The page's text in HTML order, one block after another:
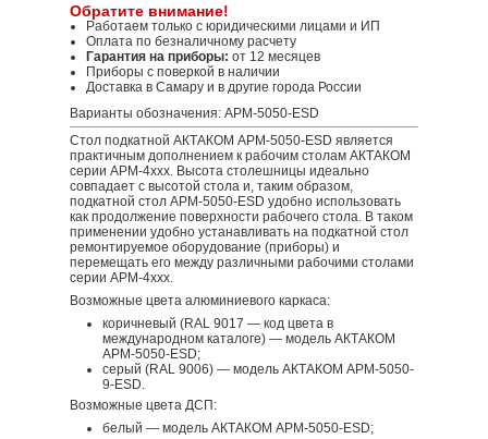
Обратите внимание!
Работаем только с юридическими лицами и ИП
Оплата по безналичному расчету
Гарантия на приборы: от 12 месяцев
Приборы с поверкой в наличии
Доставка в Самару и в другие города России
Варианты обозначения: АРМ-5050-ESD
Стол подкатной АКТАКОМ АРМ-5050-ESD является
практичным дополнением к рабочим столам АКТАКОМ
серии АРМ-4ххх. Высота столешницы идеально
совпадает с высотой стола и, таким образом,
подкатной стол АРМ-5050-ESD удобно использовать
как продолжение поверхности рабочего стола. В таком
применении удобно устанавливать на подкатной стол
ремонтируемое оборудование (приборы) и
перемещать его между различными рабочими столами
серии АРМ-4ххх.
Возможные цвета алюминиевого каркаса:
коричневый (RAL 9017 — код цвета в
международном каталоге) — модель АКТАКОМ
АРМ-5050-ESD;
серый (RAL 9006) — модель АКТАКОМ АРМ-5050-
9-ESD.
Возможные цвета ДСП:
белый — модель АКТАКОМ АРМ-5050-ESD;